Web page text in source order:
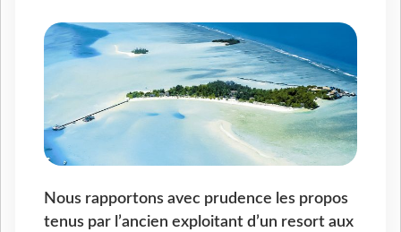
Nous rapportons avec prudence les propos
tenus par l’ancien exploitant d’un resort aux